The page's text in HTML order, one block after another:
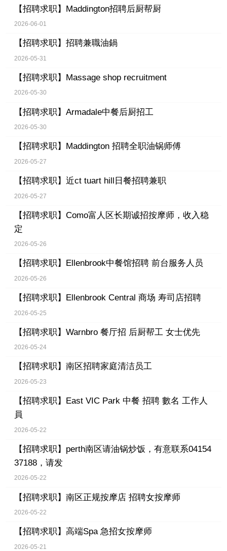
【招聘求职】 Maddington招聘后厨帮厨
2026-06-01
【招聘求职】 招聘兼職油鍋
2026-05-31
【招聘求职】 Massage shop recruitment
2026-05-30
【招聘求职】 Armadale中餐后厨招工
2026-05-30
【招聘求职】 Maddington 招聘全职油锅师傅
2026-05-27
【招聘求职】 近ct tuart hill日餐招聘兼职
2026-05-27
【招聘求职】 Como富人区长期诚招按摩师，收入稳
定
2026-05-26
【招聘求职】 Ellenbrook中餐馆招聘 前台服务人员
2026-05-26
【招聘求职】 Ellenbrook Central 商场 寿司店招聘
2026-05-25
【招聘求职】 Warnbro 餐厅招 后厨帮工 女士优先
2026-05-24
【招聘求职】 南区招聘家庭清洁员工
2026-05-23
【招聘求职】 East VIC Park 中餐 招聘 數名 工作人
員
2026-05-22
【招聘求职】 perth南区请油锅炒饭，有意联系04154
37188，请发
2026-05-22
【招聘求职】 南区正规按摩店 招聘女按摩师
2026-05-22
【招聘求职】 高端Spa 急招女按摩师
2026-05-21